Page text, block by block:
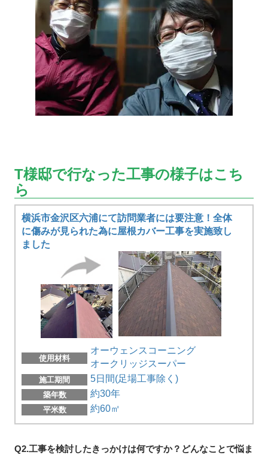
T様邸で行なった工事の様子はこち
ら
横浜市金沢区六浦にて訪問業者には要注意！全体
に傷みが見られた為に屋根カバー工事を実施致し
ました
使用材料
オーウェンスコーニング
オークリッジスーパー
施工期間 5日間(足場工事除く)
築年数 約30年
平米数 約60㎡
Q2.工事を検討したきっかけは何ですか？どんなことで悩ま